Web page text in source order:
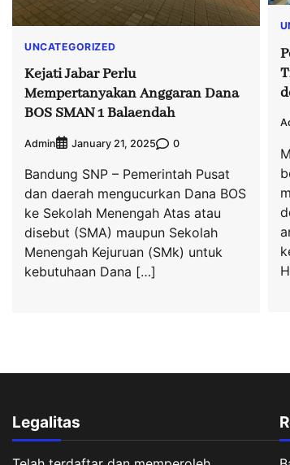
UNCATEGORIZED
Kejati Jabar Perlu
Mempertanyakan Anggaran Dana
BOS SMAN 1 Balaendah
Admin January 21, 2025 0
Bandung SNP – Pemerintah Pusat
dan daerah mengucurkan Dana BOS
ke Sekolah Menengah Atas atau
disebut (SMA) maupun Sekolah
Menengah Kejuruan (SMk) untuk
kebutuhaan Dana […]
Legalitas